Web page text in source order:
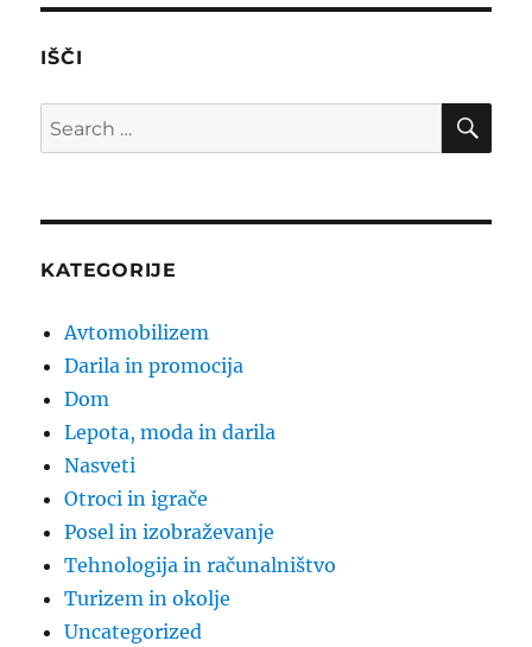
IŠČI
Search
for:
KATEGORIJE
Avtomobilizem
Darila in promocija
Dom
Lepota, moda in darila
Nasveti
Otroci in igrače
Posel in izobraževanje
Tehnologija in računalništvo
Turizem in okolje
Uncategorized